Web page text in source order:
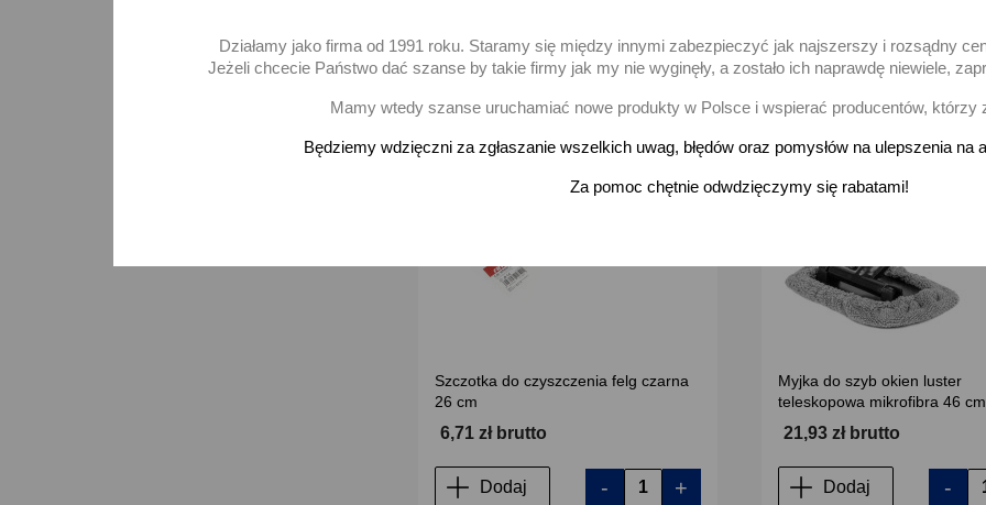
Szczotka do czyszczenia felg czarna
26 cm
6,71 zł brutto
Dodaj - +
favorite_border
Myjka do szyb okien luster
teleskopowa mikrofibra 46 cm
21,93 zł brutto
Dodaj -
Działamy jako firma od 1991 roku. Staramy się między innymi zabezpieczyć jak najszerszy i rozsądny
Jeżeli chcecie Państwo dać szanse by takie firmy jak my nie wyginęły, a zostało ich naprawdę niewiele,
Mamy wtedy szanse uruchamiać nowe produkty w Polsce i wspierać producentów, którzy
Będziemy wdzięczni za zgłaszanie wszelkich uwag, błędów oraz pomysłów na ulepszenia na
Za pomoc chętnie odwdzięczymy się rabatami!